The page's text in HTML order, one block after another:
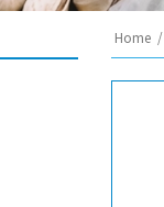
Home /